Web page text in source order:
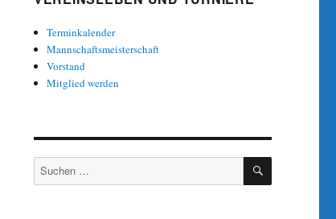
Terminkalender
Mannschaftsmeisterschaft
Vorstand
Mitglied werden
Suche
nach:
SUCHEN